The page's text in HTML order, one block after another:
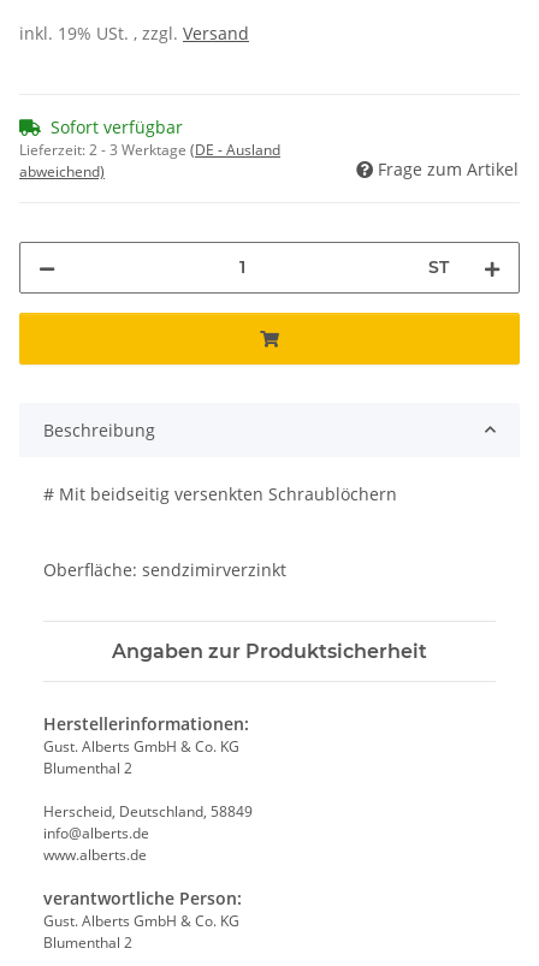
inkl. 19% USt. , zzgl. Versand
Sofort verfügbar
Lieferzeit:2 - 3 Werktage (DE - Ausland
abweichend)
Frage zum Artikel
ST
Beschreibung
# Mit beidseitig versenkten Schraublöchern
Oberfläche: sendzimirverzinkt
Angaben zur Produktsicherheit
Herstellerinformationen:
Gust. Alberts GmbH & Co. KG
Blumenthal 2
Herscheid, Deutschland, 58849
info@alberts.de
www.alberts.de
verantwortliche Person:
Gust. Alberts GmbH & Co. KG
Blumenthal 2